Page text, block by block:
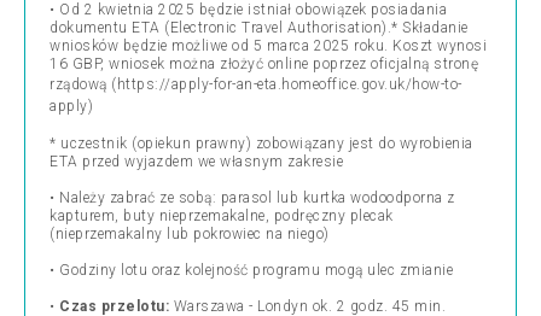
• Od 2 kwietnia 2025 będzie istniał obowiązek posiadania
dokumentu ETA (Electronic Travel Authorisation).* Składanie
wniosków będzie możliwe od 5 marca 2025 roku. Koszt wynosi
16 GBP, wniosek można złożyć online poprzez oficjalną stronę
rządową ( https://apply-for-an-eta.homeoffice.gov.uk/how-to-
apply)
* uczestnik (opiekun prawny) zobowiązany jest do wyrobienia
ETA przed wyjazdem we własnym zakresie
• Należy zabrać ze sobą: parasol lub kurtka wodoodporna z
kapturem, buty nieprzemakalne, podręczny plecak
(nieprzemakalny lub pokrowiec na niego)
• Godziny lotu oraz kolejność programu mogą ulec zmianie
• Czas przelotu: Warszawa - Londyn ok. 2 godz. 45 min.